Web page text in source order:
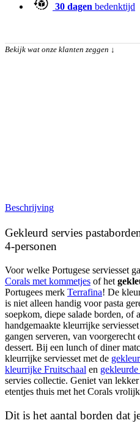
30 dagen bedenktijd
Bekijk wat onze klanten zeggen ↓
Beschrijving
Gekleurd servies
4-personen
Voor welke Portugese serviesset
Corals met kommetjes of het
Portugees merk Terrafina! De
is niet alleen handig voor pasta
soepkom, diepe salade borden, of
handgemaakte kleurrijke
gangen serveren, van voorgerecht
dessert. Bij een lunch of diner
kleurrijke serviesset met de
kleurrijke Fruitschaal en
servies collectie. Geniet van
etentjes thuis met het Corals
Dit is het aantal borden dat